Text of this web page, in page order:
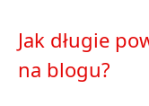
Jak długie
na blogu?